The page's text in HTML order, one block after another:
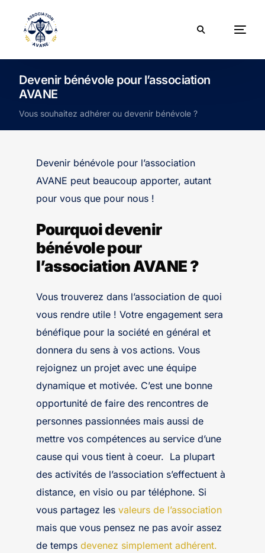
Devenir bénévole pour l’association
AVANE
Vous souhaitez adhérer ou devenir bénévole ?
Devenir bénévole pour l’association
AVANE peut beaucoup apporter, autant
pour vous que pour nous !
Pourquoi devenir
bénévole pour
l’association AVANE ?
Vous trouverez dans l’association de quoi
vous rendre utile ! Votre engagement sera
bénéfique pour la société en général et
donnera du sens à vos actions. Vous
rejoignez un projet avec une équipe
dynamique et motivée. C’est une bonne
opportunité de faire des rencontres de
personnes passionnées mais aussi de
mettre vos compétences au service d’une
cause qui vous tient à coeur. La plupart
des activités de l’association s’effectuent à
distance, en visio ou par téléphone. Si
vous partagez les valeurs de l’association
mais que vous pensez ne pas avoir assez
de temps devenez simplement adhérent.